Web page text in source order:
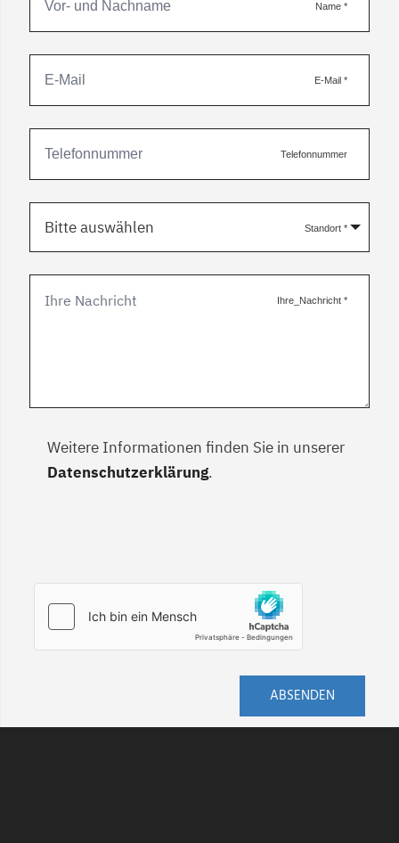
Name *
E-Mail *
Telefonnummer
Standort *
Bitte auswählen
Ihre_Nachricht *
Weitere Informationen finden Sie in unserer
Datenschutzerklärung.
ABSENDEN